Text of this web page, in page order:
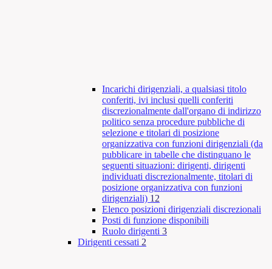
Incarichi dirigenziali, a qualsiasi titolo
conferiti, ivi inclusi quelli conferiti
discrezionalmente dall'organo di indirizzo
politico senza procedure pubbliche di
selezione e titolari di posizione
organizzativa con funzioni dirigenziali (da
pubblicare in tabelle che distinguano le
seguenti situazioni: dirigenti, dirigenti
individuati discrezionalmente, titolari di
posizione organizzativa con funzioni
dirigenziali) 12
Elenco posizioni dirigenziali discrezionali
Posti di funzione disponibili
Ruolo dirigenti 3
Dirigenti cessati 2